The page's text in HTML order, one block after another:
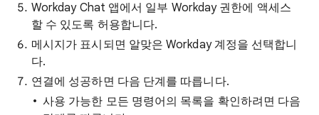
Workday Chat 앱에서 일부 Workday 권한에 액세스
할 수 있도록 허용합니다.
메시지가 표시되면 알맞은 Workday 계정을 선택합니
다.
연결에 성공하면 다음 단계를 따릅니다.
사용 가능한 모든 명령어의 목록을 확인하려면 다음